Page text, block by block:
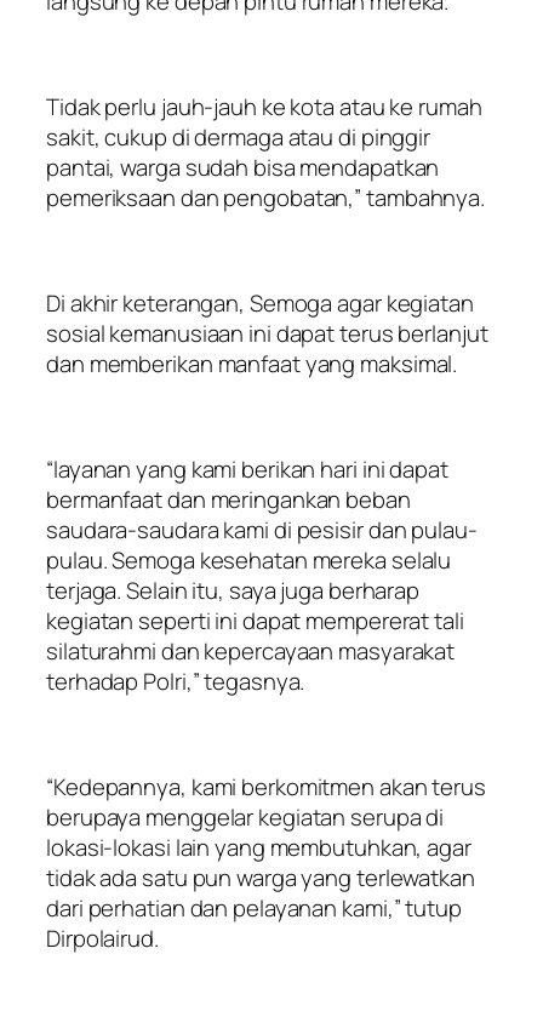
Tidak perlu jauh-jauh ke kota atau ke rumah
sakit, cukup di dermaga atau di pinggir
pantai, warga sudah bisa mendapatkan
pemeriksaan dan pengobatan,” tambahnya.
Di akhir keterangan, Semoga agar kegiatan
sosial kemanusiaan ini dapat terus berlanjut
dan memberikan manfaat yang maksimal.
“layanan yang kami berikan hari ini dapat
bermanfaat dan meringankan beban
saudara-saudara kami di pesisir dan pulau-
pulau. Semoga kesehatan mereka selalu
terjaga. Selain itu, saya juga berharap
kegiatan seperti ini dapat mempererat tali
silaturahmi dan kepercayaan masyarakat
terhadap Polri,” tegasnya.
“Kedepannya, kami berkomitmen akan terus
berupaya menggelar kegiatan serupa di
lokasi-lokasi lain yang membutuhkan, agar
tidak ada satu pun warga yang terlewatkan
dari perhatian dan pelayanan kami,” tutup
Dirpolairud.